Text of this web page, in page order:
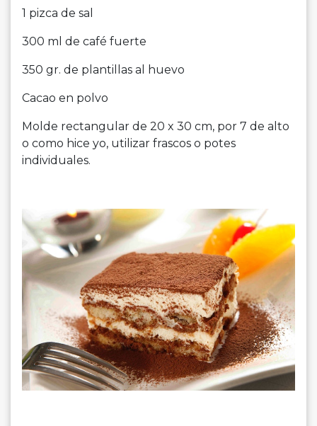
1 pizca de sal
300 ml de café fuerte
350 gr. de plantillas al huevo
Cacao en polvo
Molde rectangular de 20 x 30 cm, por 7 de alto
o como hice yo, utilizar frascos o potes
individuales.